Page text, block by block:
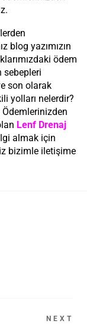
blog yazımızın
ödem
sebepleri
son olarak
yolları nelerdir?
Ödemlerinizden
Lenf Drenaj
almak için
bizimle iletişime
NEXT